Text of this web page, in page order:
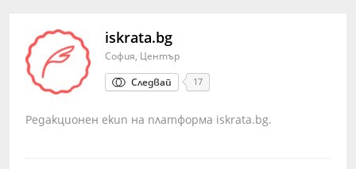
iskrata.bg
София, Център
Следвай
17
Редакционен екип на платформа iskrata.bg.